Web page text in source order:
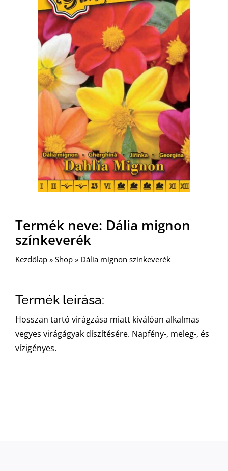
MAGYAR
Termék neve: Dália mignon
színkeverék
Kezdőlap » Shop » Dália mignon színkeverék
Termék leírása:
Hosszan tartó virágzása miatt kiválóan alkalmas
vegyes virágágyak díszítésére. Napfény-, meleg-, és
vízigényes.